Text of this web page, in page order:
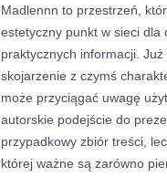
Madlennn to przestrzeń,
estetyczny punkt w sieci dla
praktycznych informacji.
skojarzenie z czymś
może przyciągać uwagę
autorskie podejście do
przypadkowy zbiór treści,
której ważne są zarówno